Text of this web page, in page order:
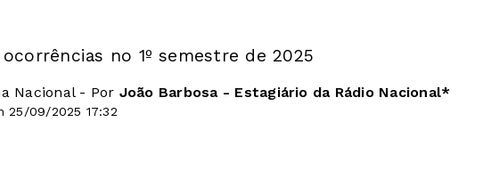
no 1º semestre de 2025
Nacional - Por João Barbosa - Estagiário da Rádio Nacional*
25/09/2025 17:32